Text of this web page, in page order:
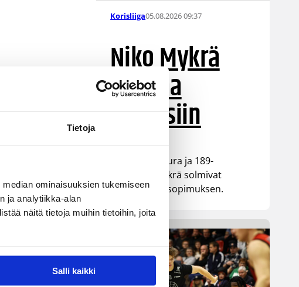
Tietoja
ominaisuuksien tukemiseen
ja analytiikka-alan
näitä tietoja muihin tietoihin, joita
Salli kaikki
Korisliiga05.08.2026 09:37
Niko Mykrä
Loimaa
Bisonsiin
Loimaalaisseura ja 189-
senttinen Mykrä solmivat
yksivuotisen sopimuksen.